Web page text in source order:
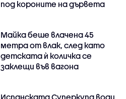
под короните на дървета
Майка беше влачена 45
метра от влак, след като
детската ѝ количка се
заклещи във вагона
Испанската Суперкупа води